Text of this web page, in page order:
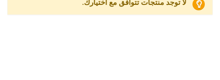
لا توجد منتجات تتوافق مع اختيارك.